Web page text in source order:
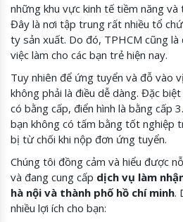
những khu vực kinh tế tiềm năng
Đây là nơi tập trung rất nhiều tổ
ty sản xuất. Do đó, TPHCM cũng
việc làm cho các bạn trẻ hiện nay.
Tuy nhiên để ứng tuyển và đỗ vào
không phải là điều dễ dàng. Đặc
có bằng cấp, điển hình là bằng cấp
bạn không có tấm bằng tốt nghiệp
bị từ chối khi nộp đơn ứng tuyển.
Chúng tôi đồng cảm và hiểu được
và đang cung cấp dịch vụ làm
hà nội và thành phố hồ chí minh.
nhiều lợi ích cho bạn: